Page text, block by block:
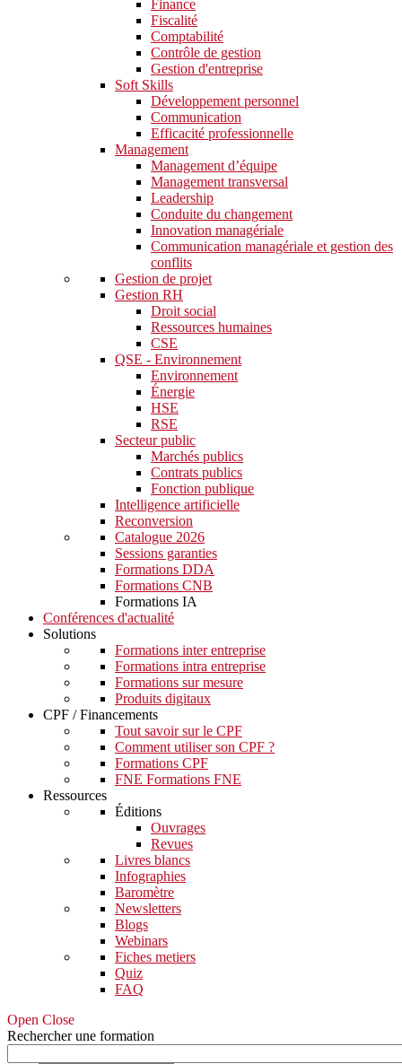
Finance
Fiscalité
Comptabilité
Contrôle de gestion
Gestion d'entreprise
Soft Skills​
Développement personnel
Communication
Efficacité professionnelle
Management
Management d’équipe
Management transversal
Leadership
Conduite du changement
Innovation managériale
Communication managériale et gestion des
conflits
Gestion de projet
Gestion RH
Droit social
Ressources humaines
CSE
QSE - Environnement
Environnement
Énergie
HSE
RSE
Secteur public
Marchés publics
Contrats publics
Fonction publique
Intelligence artificielle
Reconversion
Catalogue 2026
Sessions garanties
Formations DDA
Formations CNB
Formations IA
Conférences d'actualité
Solutions
Formations inter entreprise
Formations intra entreprise
Formations sur mesure
Produits digitaux
CPF / Financements
Tout savoir sur le CPF
Comment utiliser son CPF ?
Formations CPF
FNE Formations FNE
Ressources
Éditions
Ouvrages
Revues
Livres blancs
Infographies
Baromètre
Newsletters
Blogs
Webinars
Fiches metiers
Quiz
FAQ
Open Close
Rechercher une formation